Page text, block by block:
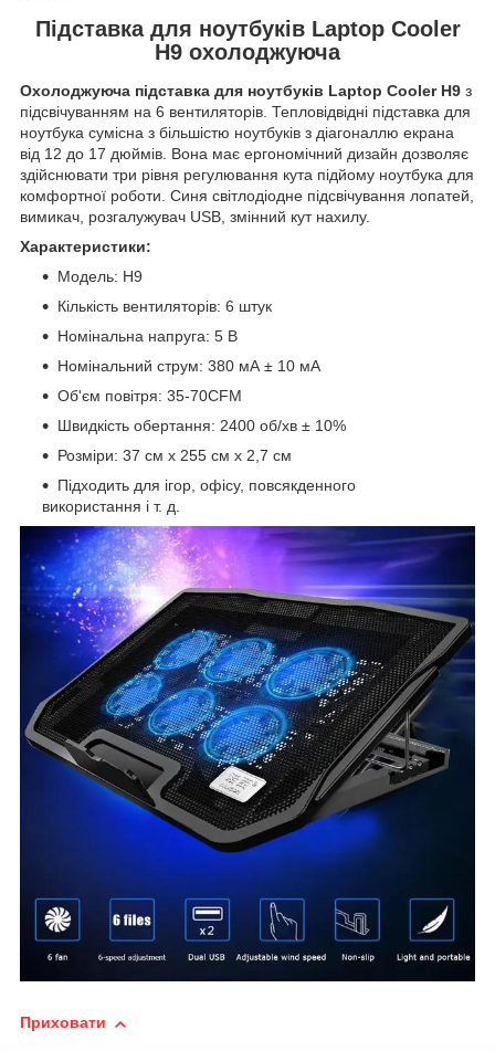
Підставка для ноутбуків Laptop Cooler
Н9 охолоджуюча
Охолоджуюча підставка для ноутбуків Laptop Cooler Н9 з
підсвічуванням на 6 вентиляторів. Тепловідвідні підставка для
ноутбука сумісна з більшістю ноутбуків з діагоналлю екрана
від 12 до 17 дюймів. Вона має ергономічний дизайн дозволяє
здійснювати три рівня регулювання кута підйому ноутбука для
комфортної роботи. Синя світлодіодне підсвічування лопатей,
вимикач, розгалужувач USB, змінний кут нахилу.
Характеристики:
Модель: H9
Кількість вентиляторів: 6 штук
Номінальна напруга: 5 В
Номінальний струм: 380 мА ± 10 мА
Об'єм повітря: 35-70CFM
Швидкість обертання: 2400 об/хв ± 10%
Розміри: 37 см x 255 см х 2,7 см
Підходить для ігор, офісу, повсякденного
використання і т. д.
Приховати